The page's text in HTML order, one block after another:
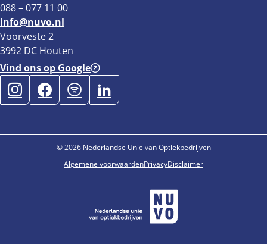
088 – 077 11 00
info@nuvo.nl
Voorveste 2
3992 DC Houten
Vind ons op Google
© 2026 Nederlandse Unie van Optiekbedrijven
Algemene voorwaardenPrivacyDisclaimer